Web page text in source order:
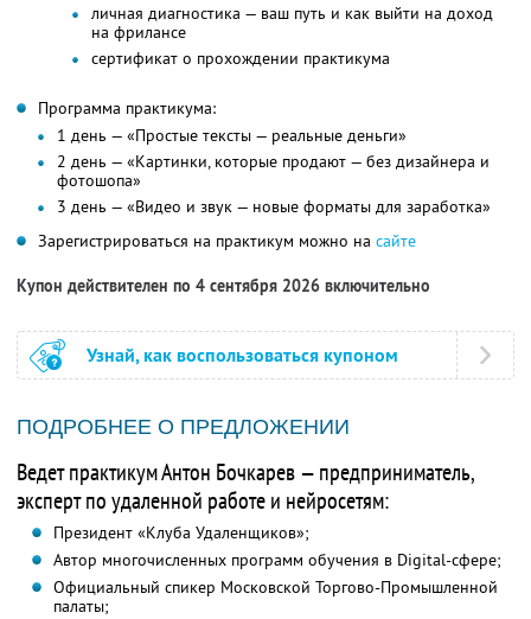
личная диагностика — ваш путь и как выйти на доход
на фрилансе
сертификат о прохождении практикума
Программа практикума:
1 день — «Простые тексты — реальные деньги»
2 день — «Картинки, которые продают — без дизайнера и
фотошопа»
3 день — «Видео и звук — новые форматы для заработка»
Зарегистрироваться на практикум можно на сайте
Купон действителен по 4 сентября 2026 включительно
Узнай, как воспользоваться купоном
ПОДРОБНЕЕ О ПРЕДЛОЖЕНИИ
Ведет практикум Антон Бочкарев — предприниматель,
эксперт по удаленной работе и нейросетям:
Президент «Клуба Удаленщиков»;
Автор многочисленных программ обучения в Digital-сфере;
Официальный спикер Московской Торгово-Промышленной
палаты;